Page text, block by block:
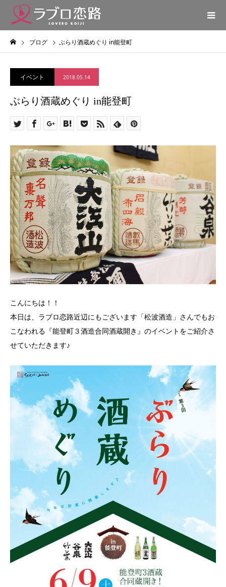
ブログ ぶらり酒蔵めぐり in能登町
イベント 2018.05.14
ぶらり酒蔵めぐり in能登町
こんにちは！！
本日は、ラブロ恋路近辺にもございます「松波酒造」さんでもお
こなわれる『能登町３酒造合同酒蔵開き』のイベントをご紹介さ
せていただきます♪